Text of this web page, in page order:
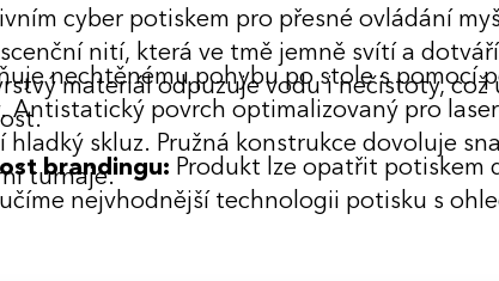
cyber potiskem pro přesné ovládání
nití, která ve tmě jemně svítí a
materiál odpuzuje vodu i nečistoty,
nechtěnému pohybu po stole s pomocí
Antistatický povrch optimalizovaný pro
hladký skluz. Pružná konstrukce dovoluje
turnaje.
brandingu: Produkt lze opatřit potiskem
nejvhodnější technologii potisku s